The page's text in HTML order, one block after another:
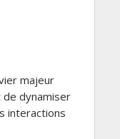
majeur
de dynamiser
interactions